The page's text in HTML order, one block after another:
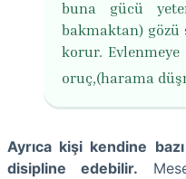
buna gücü
bakmaktan) gözü
korur.
oruç,(harama
Ayrıca kişi kendine
disipline edebilir.